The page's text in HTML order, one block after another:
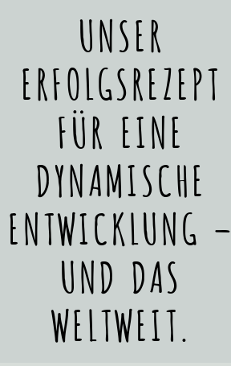
UNSER
ERFOLGSREZEPT
FÜR EINE
DYNAMISCHE
ENTWICKLUNG –
UND DAS
WELTWEIT.